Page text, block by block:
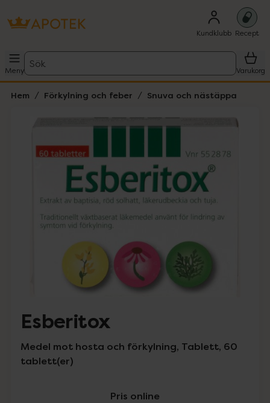
Kundklubb Recept
Meny
Sök
Varukorg
Hem Förkylning och feber Snuva och nästäppa
Esberitox
Medel mot hosta och förkylning, Tablett, 60
tablett(er)
Pris online